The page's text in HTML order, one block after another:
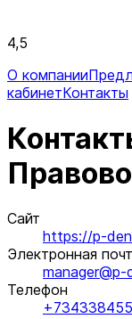
4,5
О компании
кабинетКонтакты
Сайт
https://p-
Электронная
manager@p-
Телефон